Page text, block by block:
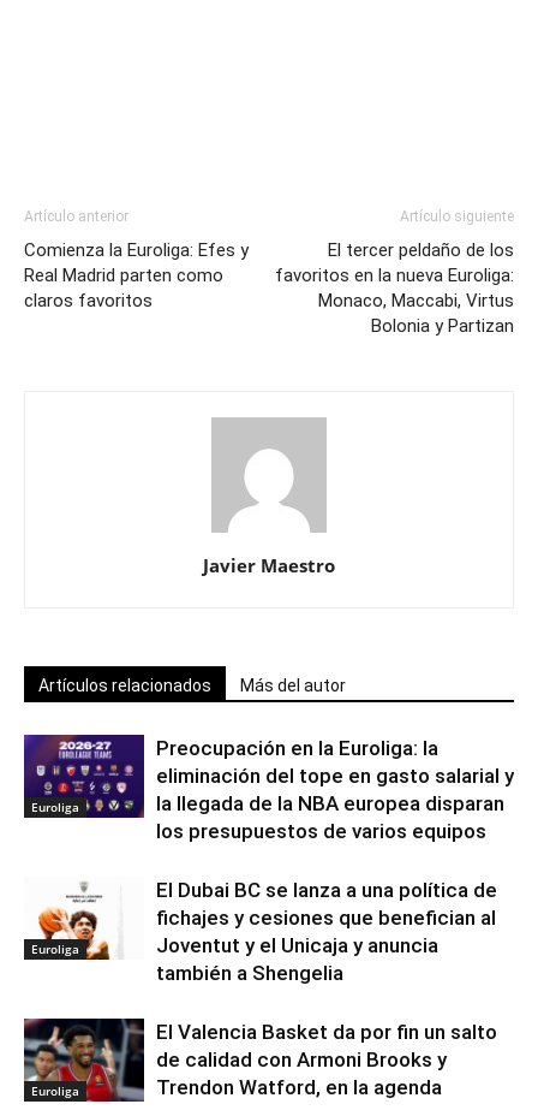
Artículo anterior
Comienza la Euroliga: Efes y
Real Madrid parten como
claros favoritos
Artículo siguiente
El tercer peldaño de los
favoritos en la nueva Euroliga:
Monaco, Maccabi, Virtus
Bolonia y Partizan
Javier Maestro
Artículos relacionados Más del autor
Euroliga
Preocupación en la Euroliga: la
eliminación del tope en gasto salarial y
la llegada de la NBA europea disparan
los presupuestos de varios equipos
Euroliga
El Dubai BC se lanza a una política de
fichajes y cesiones que benefician al
Joventut y el Unicaja y anuncia
también a Shengelia
Euroliga
El Valencia Basket da por fin un salto
de calidad con Armoni Brooks y
Trendon Watford, en la agenda